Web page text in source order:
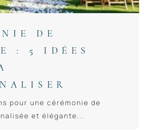
DE
: 5 IDÉES
pour une cérémonie de
et élégante...